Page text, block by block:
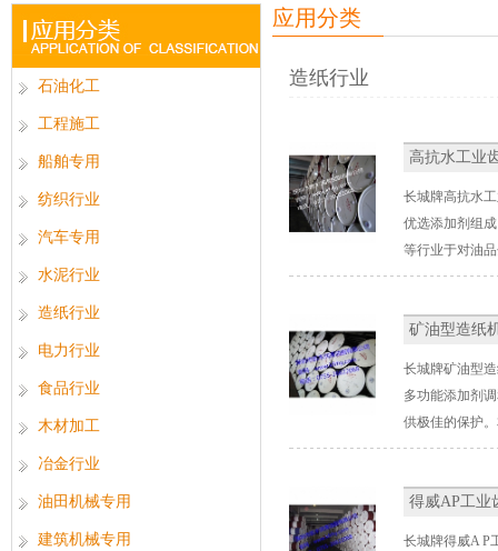
石油化工
工程施工
船舶专用
纺织行业
汽车专用
水泥行业
造纸行业
电力行业
食品行业
木材加工
冶金行业
油田机械专用
建筑机械专用
应用分类
造纸行业
高抗水工业
长城牌高抗水
优选添加剂组
等行业于对油
矿油型造纸
长城牌矿油型
多功能添加剂
供极佳的保护
得威AP工业
长城牌得威A P